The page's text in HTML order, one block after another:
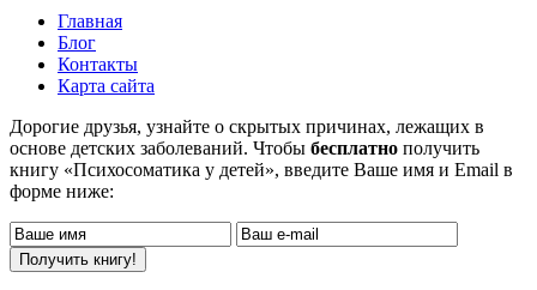
Главная
Блог
Контакты
Карта сайта
Дорогие друзья, узнайте о скрытых причинах, лежащих в
основе детских заболеваний. Чтобы бесплатно получить
книгу «Психосоматика у детей», введите Ваше имя и Email в
форме ниже: